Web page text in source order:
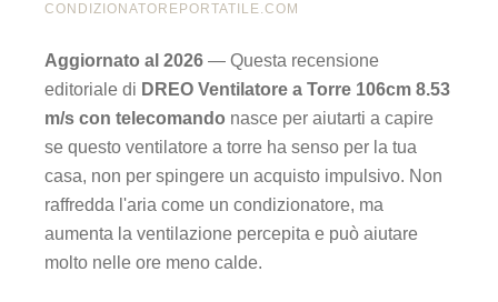
CONDIZIONATOREPORTATILE.COM
Aggiornato al 2026 — Questa recensione
editoriale di DREO Ventilatore a Torre 106cm 8.53
m/s con telecomando nasce per aiutarti a capire
se questo ventilatore a torre ha senso per la tua
casa, non per spingere un acquisto impulsivo. Non
raffredda l'aria come un condizionatore, ma
aumenta la ventilazione percepita e può aiutare
molto nelle ore meno calde.